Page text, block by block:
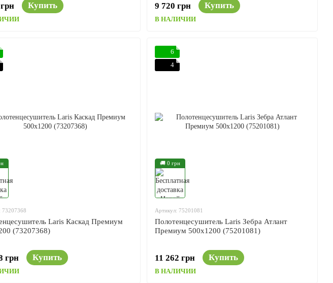
Купить 9 720 грн Купить
В НАЛИЧИИ
73207368
Laris Каскад Премиум
(73207368)
грн Купить
🚚 0 грн
6
4
Артикул: 75201081
Полотенцесушитель Laris Зебра Атлант
Премиум 500x1200 (75201081)
11 262 грн Купить
В НАЛИЧИИ